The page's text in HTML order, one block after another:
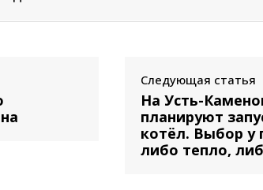
Следующая статья
На Усть-
планируют
котёл. Выбор у
либо тепло,